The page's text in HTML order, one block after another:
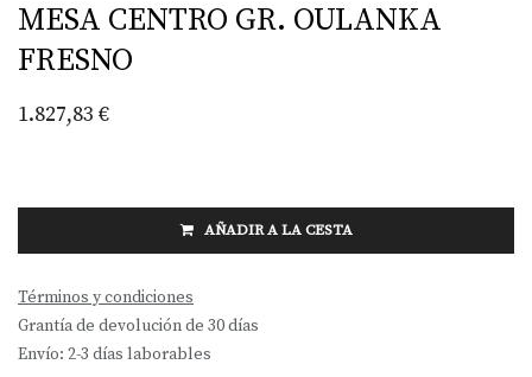
MESA CENTRO GR. OULANKA
FRESNO
1.827,83 €
AÑADIR A LA CESTA
Términos y condiciones
Grantía de devolución de 30 días
Envío: 2-3 días laborables